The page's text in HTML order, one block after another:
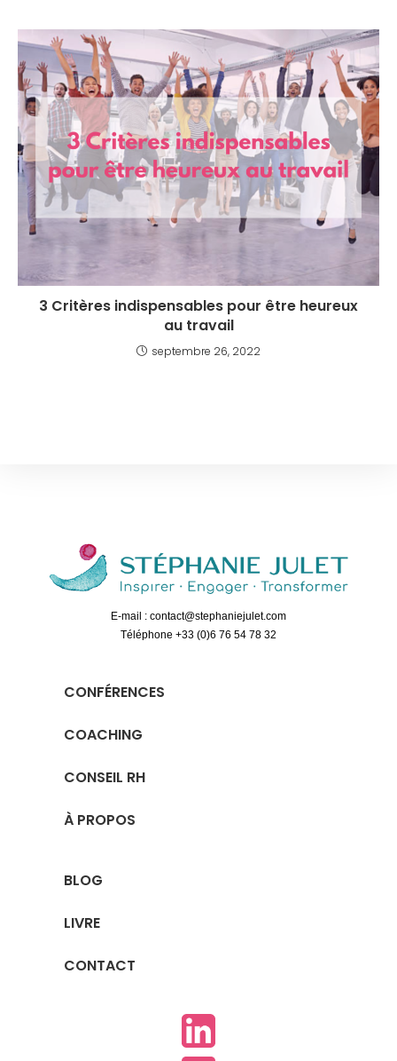
3 Critères indispensables pour être heureux
au travail
septembre 26, 2022
E-mail : contact@stephaniejulet.com
Téléphone +33 (0)6 76 54 78 32
CONFÉRENCES
COACHING
CONSEIL RH
À PROPOS
BLOG
LIVRE
CONTACT